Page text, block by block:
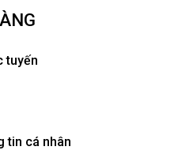
tuyến
tin cá nhân